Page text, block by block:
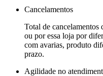
Cancelamentos
Total de cancelamentos
ou por essa loja por
com avarias, produto
prazo.
Agilidade no